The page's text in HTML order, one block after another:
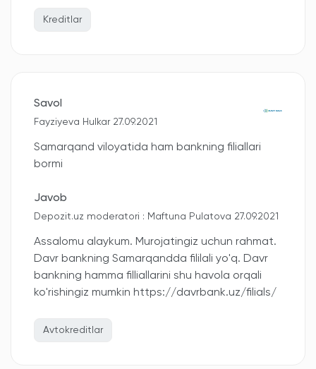
Kreditlar
Savol
Fayziyeva Hulkar 27.09.2021
Samarqand viloyatida ham bankning filiallari
bormi
Javob
Depozit.uz moderatori : Maftuna Pulatova 27.09.2021
Assalomu alaykum. Murojatingiz uchun rahmat.
Davr bankning Samarqandda fililali yo'q. Davr
bankning hamma filliallarini shu havola orqali
ko'rishingiz mumkin https://davrbank.uz/filials/
Avtokreditlar